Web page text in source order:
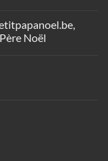
Noël